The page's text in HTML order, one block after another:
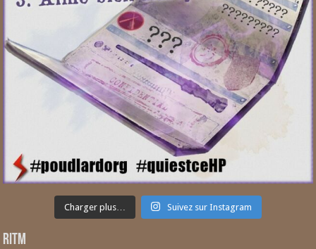
Charger plus… Suivez sur Instagram
RITM